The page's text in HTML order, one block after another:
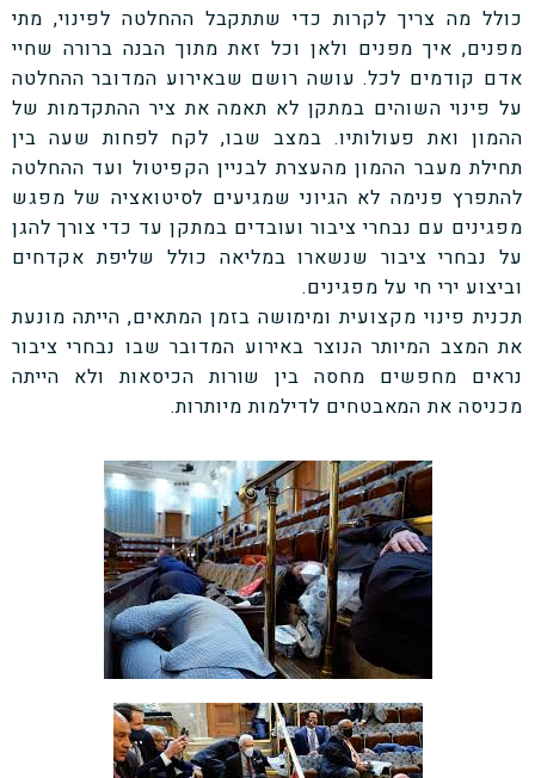
כולל מה צריך לקרות כדי שתתקבל ההחלטה לפינוי, מתי
מפנים, איך מפנים ולאן וכל זאת מתוך הבנה ברורה שחיי
אדם קודמים לכל. עושה רושם שבאירוע המדובר ההחלטה
על פינוי השוהים במתקן לא תאמה את ציר ההתקדמות של
ההמון ואת פעולותיו. במצב שבו, לקח לפחות שעה בין
תחילת מעבר ההמון מהעצרת לבניין הקפיטול ועד ההחלטה
להתפרץ פנימה לא הגיוני שמגיעים לסיטואציה של מפגש
מפגינים עם נבחרי ציבור ועובדים במתקן עד כדי צורך להגן
על נבחרי ציבור שנשארו במליאה כולל שליפת אקדחים
וביצוע ירי חי על מפגינים.
תכנית פינוי מקצועית ומימושה בזמן המתאים, הייתה מונעת
את המצב המיותר הנוצר באירוע המדובר שבו נבחרי ציבור
נראים מחפשים מחסה בין שורות הכיסאות ולא הייתה
מכניסה את המאבטחים לדילמות מיותרות.